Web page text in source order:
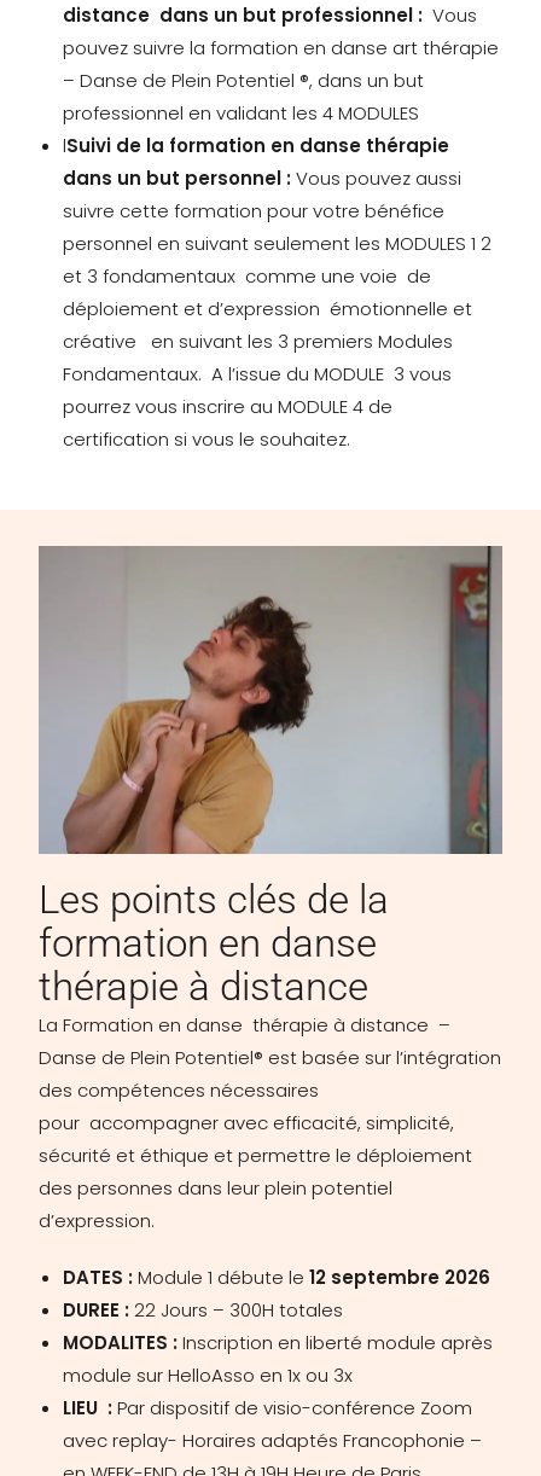
distance dans un but professionnel :Vous
pouvez suivre la formation en danse art thérapie
– Danse de Plein Potentiel ®, dans un but
professionnel en validant les 4 MODULES
lSuivi de la formation en danse thérapie
dans un but personnel :Vous pouvez aussi
suivre cette formation pour votre bénéfice
personnel en suivant seulement les MODULES 1 2
et 3 fondamentaux comme une voie de
déploiement et d’expression émotionnelle et
créative en suivant les 3 premiers Modules
Fondamentaux. A l’issue du MODULE 3 vous
pourrez vous inscrire au MODULE 4 de
certification si vous le souhaitez.
Les points clés de la
formation en danse
thérapie à distance
La Formation en danse thérapie à distance –
Danse de Plein Potentiel® est basée sur l’intégration
des compétences nécessaires
pour accompagner avec efficacité, simplicité,
sécurité et éthique etpermettre le déploiement
des personnes dans leur plein potentiel
d’expression.
DATES :Module 1 débute le12 septembre 2026
DUREE : 22 Jours – 300H totales
MODALITES :Inscription en liberté module après
module sur HelloAsso en 1x ou 3x
LIEU :Par dispositif de visio-conférence Zoom
avec replay- Horaires adaptés Francophonie –